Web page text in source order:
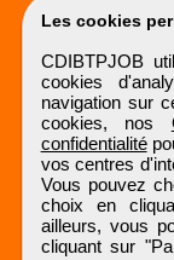
Les cookies
CDIBTPJOB
cookies
navigation sur
cookies, nos
confidentialité
vos centres
Vous pouvez
choix en
ailleurs, vous
cliquant sur